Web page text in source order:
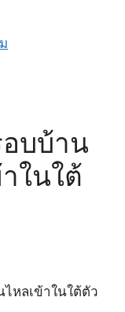
บบ้าน
ในใต้
หลเข้าในใต้ตัว